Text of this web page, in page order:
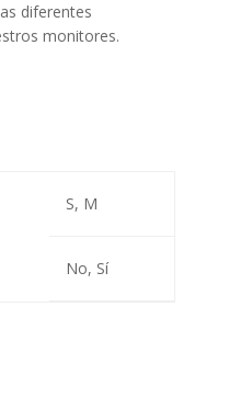
diferentes
monitores.
S, M
No, Sí